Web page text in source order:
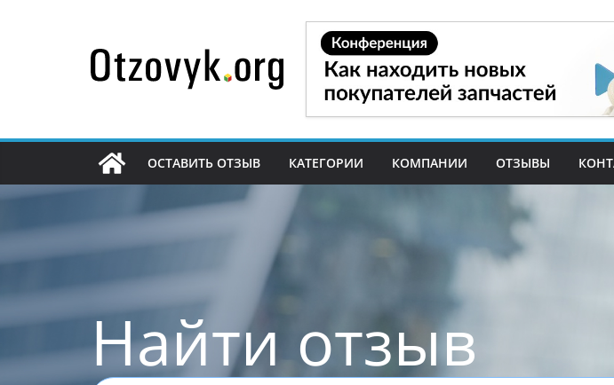
содержимому
ОСТАВИТЬ ОТЗЫВ КАТЕГОРИИ КОМПАНИИ ОТЗЫВЫ
Найти отзыв